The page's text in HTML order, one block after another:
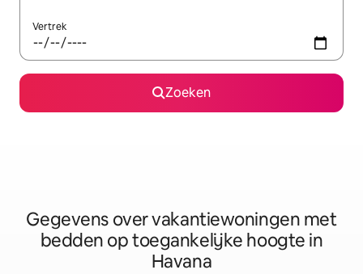
Vertrek
Zoeken
Gegevens over vakantiewoningen met
bedden op toegankelijke hoogte in
Havana